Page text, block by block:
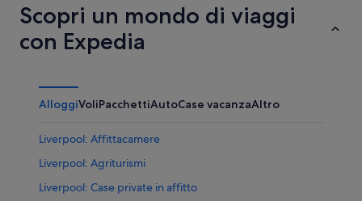
Scopri un mondo di viaggi
con Expedia
AlloggiVoliPacchettiAutoCase vacanzaAltro
Liverpool: Affittacamere
Liverpool: Agriturismi
Liverpool: Case private in affitto